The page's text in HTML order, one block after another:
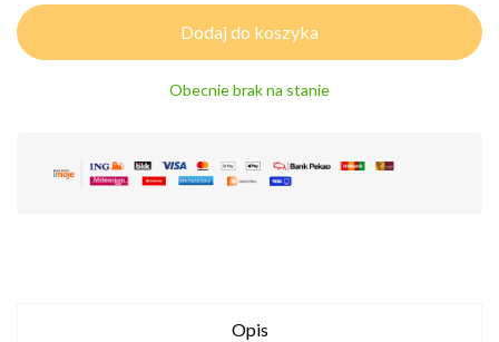
Dodaj do koszyka
Obecnie brak na stanie
Opis